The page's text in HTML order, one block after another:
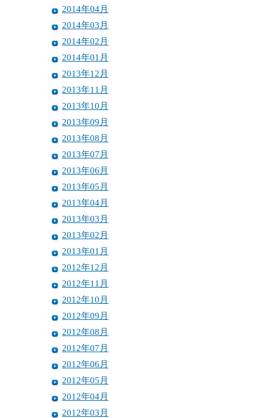
2014年04月
2014年03月
2014年02月
2014年01月
2013年12月
2013年11月
2013年10月
2013年09月
2013年08月
2013年07月
2013年06月
2013年05月
2013年04月
2013年03月
2013年02月
2013年01月
2012年12月
2012年11月
2012年10月
2012年09月
2012年08月
2012年07月
2012年06月
2012年05月
2012年04月
2012年03月